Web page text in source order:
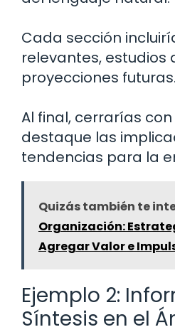
Cada sección
relevantes, estudios
proyecciones futuras.
Al final, cerrarías
destaque las
tendencias para la
Quizás también te
Organización:
Agregar Valor e
Ejemplo 2:
Síntesis en el